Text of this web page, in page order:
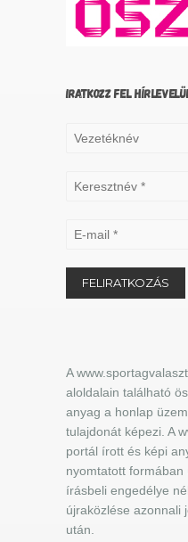
IRATKOZZ FEL
A
aloldalain található
anyag a honlap
tulajdonát képezi. A
portál írott és képi
nyomtatott
írásbeli engedélye
újraközlése azonnali
után.